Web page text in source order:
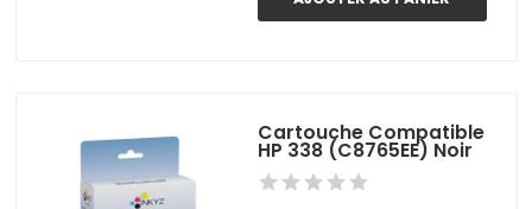
Cartouche Compatible
HP 338 (C8765EE) Noir